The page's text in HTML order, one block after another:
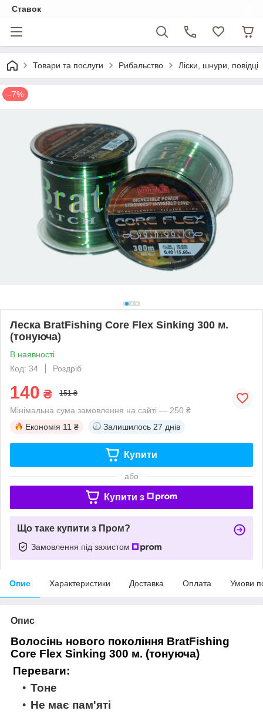
Ставок
Товари та послуги Рибальство Ліски, шнури, повідці
–7%
Леска BratFishing Core Flex Sinking 300 м.
(тонуюча)
В наявності
Код: 34
Роздріб
140 ₴ 151 ₴
Мінімальна сума замовлення на сайті — 250 ₴
Економія 11 ₴ Залишилось 27 днів
Купити
або
Купити з
Що таке купити з Пром?
Замовлення під захистом
Опис Характеристики Доставка Оплата Умови
Опис
Волосінь нового покоління BratFishing
Core Flex Sinking 300 м. (тонуюча)
Переваги:
Тоне
Не має пам'яті